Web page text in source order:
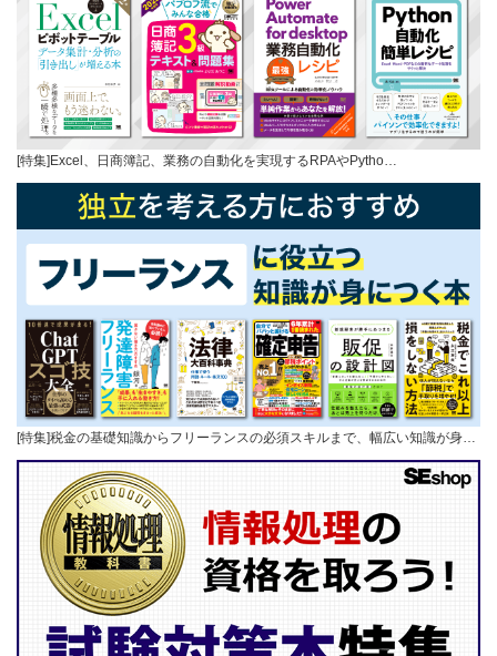
[特集]Excel、日商簿記、業務の自動化を実現するRPAやPytho…
[特集]税金の基礎知識からフリーランスの必須スキルまで、幅広い知識が身…